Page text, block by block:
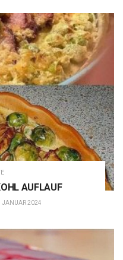
AUFLAUF
JANUAR 2024